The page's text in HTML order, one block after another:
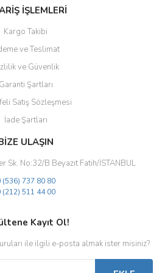
Gönder
İŞLEMLERİ
Kargo Takibi
ve Teslimat
ve Güvenlik
Garanti Şartları
Satış Sözleşmesi
İade Şartları
ULAŞIN
Sk. No:32/B Beyazıt Fatih/İSTANBUL
(536) 737 80 80
(212) 511 44 00
Kayıt Ol!
ile ilgili e-posta almak ister misiniz?